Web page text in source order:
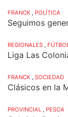
FRANCK , POLÍTICA
Seguimos
REGIONALES ,
Liga Las
FRANCK , SOCIEDAD
Clásicos en la
PROVINCIAL , PESCA